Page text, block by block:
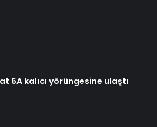
6A kalıcı yörüngesine ulaştı